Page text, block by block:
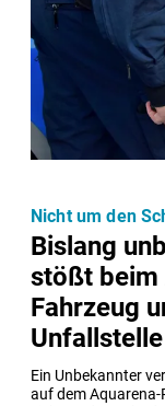
Bislang
stößt beim
Fahrzeug
Unfallstelle
Ein Unbekannter
auf dem
Nicht um den